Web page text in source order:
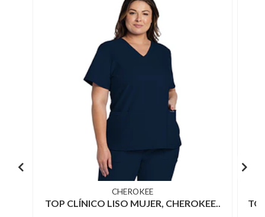
CHEROKEE
TOP CLÍNICO LISO MUJER, CHEROKEE..